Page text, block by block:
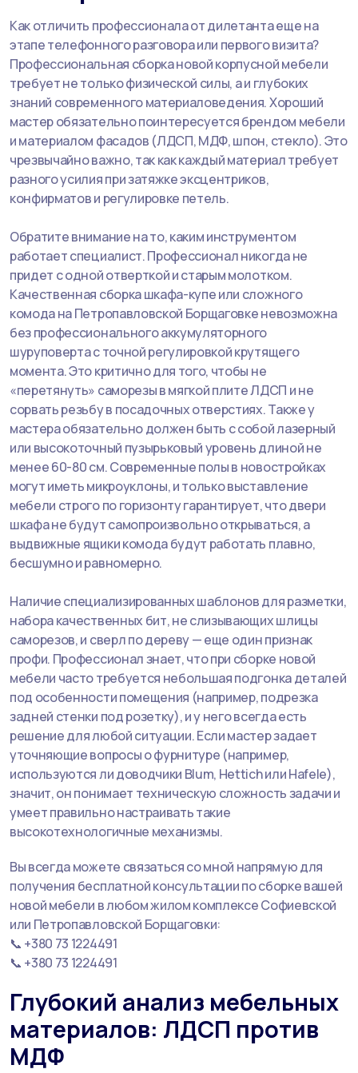
Как отличить профессионала от дилетанта еще на
этапе телефонного разговора или первого визита?
Профессиональная сборка новой корпусной мебели
требует не только физической силы, а и глубоких
знаний современного материаловедения. Хороший
мастер обязательно поинтересуется брендом мебели
и материалом фасадов (ЛДСП, МДФ, шпон, стекло). Это
чрезвычайно важно, так как каждый материал требует
разного усилия при затяжке эксцентриков,
конфирматов и регулировке петель.
Обратите внимание на то, каким инструментом
работает специалист. Профессионал никогда не
придет с одной отверткой и старым молотком.
Качественная сборка шкафа-купе или сложного
комода на Петропавловской Борщаговке невозможна
без профессионального аккумуляторного
шуруповерта с точной регулировкой крутящего
момента. Это критично для того, чтобы не
«перетянуть» саморезы в мягкой плите ЛДСП и не
сорвать резьбу в посадочных отверстиях. Также у
мастера обязательно должен быть с собой лазерный
или высокоточный пузырьковый уровень длиной не
менее 60-80 см. Современные полы в новостройках
могут иметь микроуклоны, и только выставление
мебели строго по горизонту гарантирует, что двери
шкафа не будут самопроизвольно открываться, а
выдвижные ящики комода будут работать плавно,
бесшумно и равномерно.
Наличие специализированных шаблонов для разметки,
набора качественных бит, не слизывающих шлицы
саморезов, и сверл по дереву — еще один признак
профи. Профессионал знает, что при сборке новой
мебели часто требуется небольшая подгонка деталей
под особенности помещения (например, подрезка
задней стенки под розетку), и у него всегда есть
решение для любой ситуации. Если мастер задает
уточняющие вопросы о фурнитуре (например,
используются ли доводчики Blum, Hettich или Hafele),
значит, он понимает техническую сложность задачи и
умеет правильно настраивать такие
высокотехнологичные механизмы.
Вы всегда можете связаться со мной напрямую для
получения бесплатной консультации по сборке вашей
новой мебели в любом жилом комплексе Софиевской
или Петропавловской Борщаговки:
📞 +380 73 1224491
📞 +380 73 1224491
Глубокий анализ мебельных
материалов: ЛДСП против
МДФ